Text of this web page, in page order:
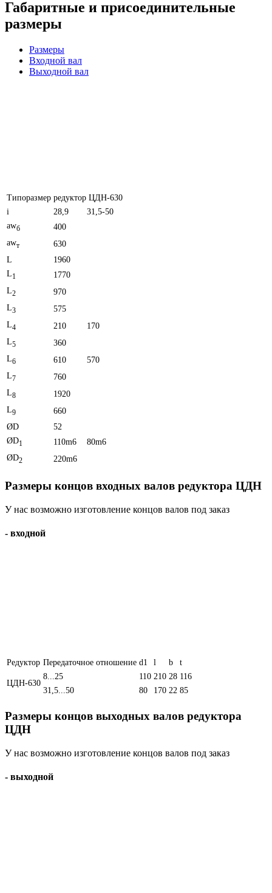
Габаритные и присоединительные
размеры
Размеры
Входной вал
Выходной вал
Типоразмер редуктор ЦДН-630
i
28,9
31,5-50
awб
400
awт
630
L
1960
L1
1770
L2
970
L3
575
L4 210
170
L5
360
L6 610
570
L7
760
L8
1920
L9
660
ØD
52
ØD1 110m6
80m6
ØD2 220m6
Размеры концов входных валов редуктора ЦДН
У нас возможно изготовление концов валов под заказ
- входной
Редуктор Передаточное отношение d1 l b t
ЦДН-630
8...25 110 210 28 116
31,5...50
80 170 22 85
Размеры концов выходных валов редуктора
ЦДН
У нас возможно изготовление концов валов под заказ
- выходной